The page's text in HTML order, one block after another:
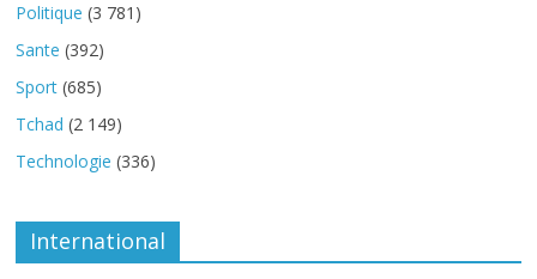
Politique (3 781)
Sante (392)
Sport (685)
Tchad (2 149)
Technologie (336)
International